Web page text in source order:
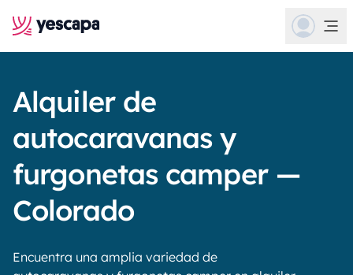
Alquiler de
autocaravanas y
furgonetas camper —
Colorado
Encuentra una amplia variedad de